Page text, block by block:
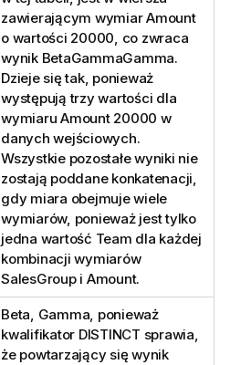
zawierającym wymiarAmount
o wartości 20000, co zwraca
wynik BetaGammaGamma.
Dzieje się tak, ponieważ
występują trzy wartości dla
wymiaru Amount20000 w
danych wejściowych.
Wszystkie pozostałe wyniki nie
zostają poddane konkatenacji,
gdy miara obejmuje wiele
wymiarów, ponieważ jest tylko
jedna wartość Team dla każdej
kombinacji wymiarów
SalesGroupi Amount.
Beta, Gamma, ponieważ
kwalifikator DISTINCT sprawia,
że powtarzający się wynik